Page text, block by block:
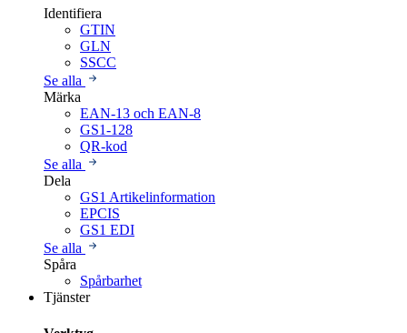
Identifiera
GTIN
GLN
SSCC
Se alla
Märka
EAN-13 och EAN-8
GS1-128
QR-kod
Se alla
Dela
GS1 Artikelinformation
EPCIS
GS1 EDI
Se alla
Spåra
Spårbarhet
Tjänster